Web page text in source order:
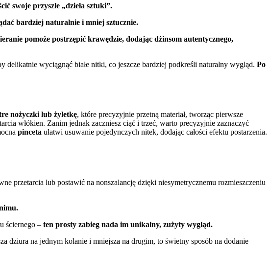
swoje przyszłe „dzieła sztuki”.
bardziej naturalnie i mniej sztucznie.
pomoże postrzępić krawędzie, dodając dżinsom autentycznego,
delikatnie wyciągnąć białe nitki, co jeszcze bardziej podkreśli naturalny wygląd. Po
nożyczki lub żyletkę, które precyzyjnie przetną materiał, tworząc pierwsze
włókien. Zanim jednak zaczniesz ciąć i trzeć, warto precyzyjnie zaznaczyć
pinceta ułatwi usuwanie pojedynczych nitek, dodając całości efektu postarzenia.
przetarcia lub postawić na nonszalancję dzięki niesymetrycznemu rozmieszczeniu
ściernego – ten prosty zabieg nada im unikalny, zużyty wygląd.
dziura na jednym kolanie i mniejsza na drugim, to świetny sposób na dodanie